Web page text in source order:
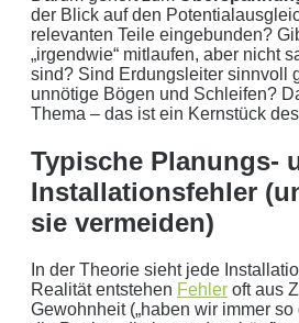
der Blick auf den
relevanten Teile eingebunden?
„irgendwie“ mitlaufen, aber nicht
sind? Sind Erdungsleiter sinnvoll
unnötige Bögen und Schleifen?
Thema – das ist ein Kernstück
Typische Planungs-
Installationsfehler
sie vermeiden)
In der Theorie sieht jede
Realität entstehen Fehler oft aus
Gewohnheit („haben wir immer so